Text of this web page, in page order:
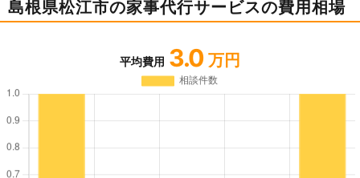
島根県松江市の家事代行サービスの費用相場
平均費用 3.0 万円